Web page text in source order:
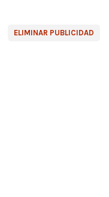
ELIMINAR PUBLICIDAD